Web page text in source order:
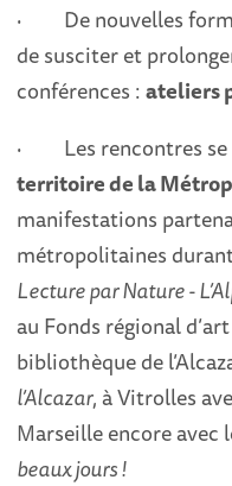
· De nouvelles
de susciter et
conférences :ateliers
· Les rencontres
territoire de la
manifestations
métropolitaines
Lecture par Nature -
au Fonds régional
bibliothèque de
l’Alcazar, à Vitrolles
Marseille encore
beaux jours !